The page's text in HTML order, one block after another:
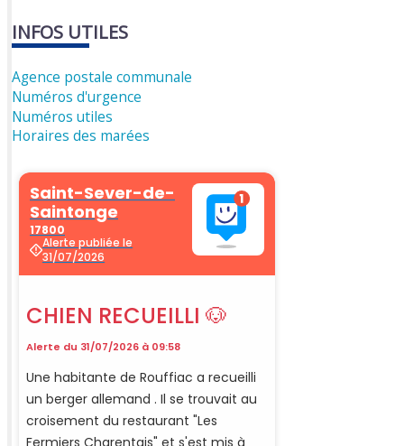
INFOS UTILES
Agence postale communale
Numéros d'urgence
Numéros utiles
Horaires des marées